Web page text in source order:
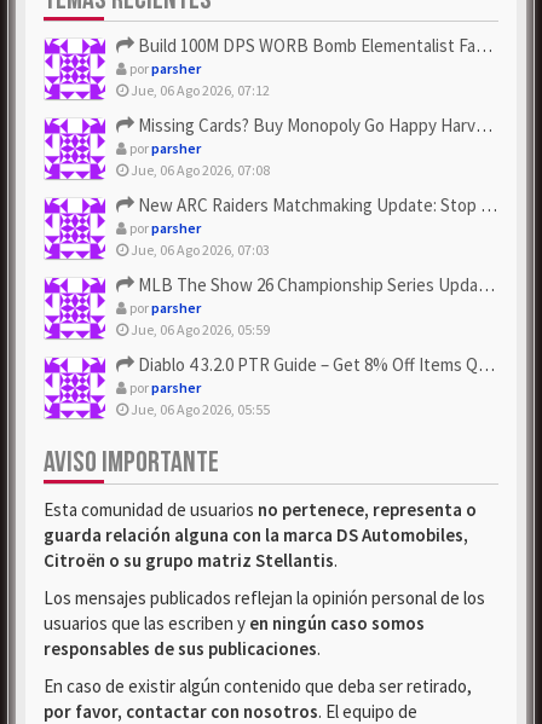
Build 100M DPS WORB Bomb Elementalist Fast - Grab POE Curren...
porparsher
Jue, 06 Ago 2026, 07:12
Missing Cards? Buy Monopoly Go Happy Harvest with Looney Tun...
porparsher
Jue, 06 Ago 2026, 07:08
New ARC Raiders Matchmaking Update: Stop Failed - Grab Bluep...
porparsher
Jue, 06 Ago 2026, 07:03
MLB The Show 26 Championship Series Update! Get Cheap & ...
porparsher
Jue, 06 Ago 2026, 05:59
Diablo 4 3.2.0 PTR Guide – Get 8% Off Items Quickly to Test ...
porparsher
Jue, 06 Ago 2026, 05:55
AVISO IMPORTANTE
Esta comunidad de usuarios no pertenece, representa o
guarda relación alguna con la marca DS Automobiles,
Citroën o su grupo matriz Stellantis.
Los mensajes publicados reflejan la opinión personal de los
usuarios que las escriben y en ningún caso somos
responsables de sus publicaciones.
En caso de existir algún contenido que deba ser retirado,
por favor, contactar con nosotros. El equipo de